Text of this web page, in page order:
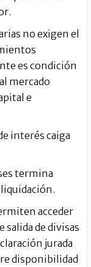
no exigen el
es condición
mercado
e
interés caiga
termina
acceder
salida de divisas
jurada
disponibilidad